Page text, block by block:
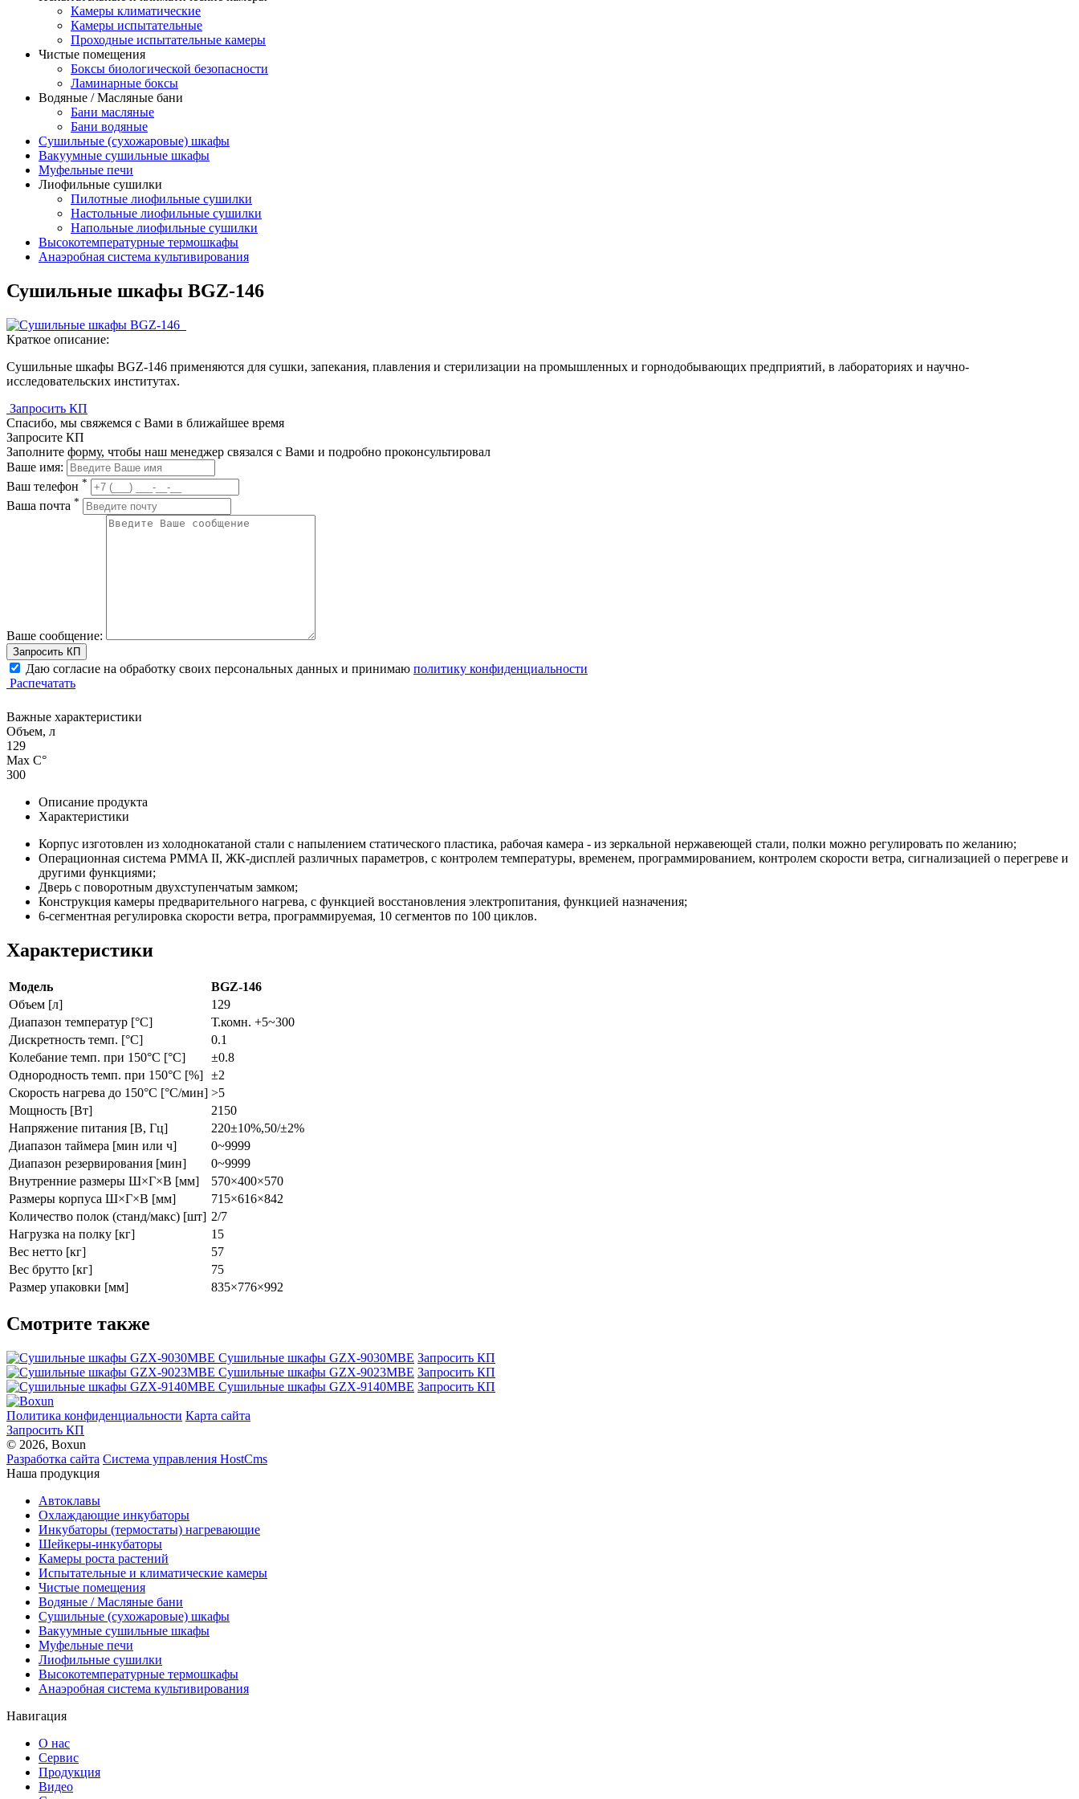
Камеры климатические
Камеры испытательные
Проходные испытательные камеры
Чистые помещения
Боксы биологической безопасности
Ламинарные боксы
Водяные / Масляные бани
Бани масляные
Бани водяные
Сушильные (сухожаровые) шкафы
Вакуумные сушильные шкафы
Муфельные печи
Лиофильные сушилки
Пилотные лиофильные сушилки
Настольные лиофильные сушилки
Напольные лиофильные сушилки
Высокотемпературные термошкафы
Анаэробная система культивирования
Сушильные шкафы BGZ-146
Краткое описание:
Сушильные шкафы BGZ-146 применяются для сушки, запекания, плавления и стерилизации на промышленных и горнодобывающих предприятий, в лабораториях и научно-
исследовательских институтах.
Запросить КП
Спасибо, мы свяжемся с Вами в ближайшее время
Запросите КП
Заполните форму, чтобы наш менеджер связался с Вами и подробно проконсультировал
Ваше имя:
Ваш телефон *
Ваша почта *
Ваше сообщение:
Запросить КП
Даю согласие на обработку своих персональных данных и принимаю политику конфиденциальности
Распечатать
Важные характеристики
Объем, л
129
Max С°
300
Описание продукта
Характеристики
Корпус изготовлен из холоднокатаной стали с напылением статического пластика, рабочая камера - из зеркальной нержавеющей стали, полки можно регулировать по желанию;
Операционная система PMMA II, ЖК-дисплей различных параметров, с контролем температуры, временем, программированием, контролем скорости ветра, сигнализацией о перегреве и
другими функциями;
Дверь с поворотным двухступенчатым замком;
Конструкция камеры предварительного нагрева, с функцией восстановления электропитания, функцией назначения;
6-сегментная регулировка скорости ветра, программируемая, 10 сегментов по 100 циклов.
Характеристики
Модель
BGZ-146
Объем [л]
129
Диапазон температур [°C]
Т.комн. +5~300
Дискретность темп. [°C]
0.1
Колебание темп. при 150°C [°C]
±0.8
Однородность темп. при 150°C [%] ±2
Скорость нагрева до 150°C [°C/мин] >5
Мощность [Вт]
2150
Напряжение питания [В, Гц]
220±10%,50/±2%
Диапазон таймера [мин или ч]
0~9999
Диапазон резервирования [мин]
0~9999
Внутренние размеры Ш×Г×В [мм]
570×400×570
Размеры корпуса Ш×Г×В [мм]
715×616×842
Количество полок (станд/макс) [шт] 2/7
Нагрузка на полку [кг]
15
Вес нетто [кг]
57
Вес брутто [кг]
75
Размер упаковки [мм]
835×776×992
Смотрите также
Сушильные шкафы GZX-9030MBE Запросить КП
Сушильные шкафы GZX-9023MBE Запросить КП
Сушильные шкафы GZX-9140MBE Запросить КП
Политика конфиденциальности Карта сайта
Запросить КП
© 2026, Boxun
Разработка сайта Система управления HostCms
Наша продукция
Автоклавы
Охлаждающие инкубаторы
Инкубаторы (термостаты) нагревающие
Шейкеры-инкубаторы
Камеры роста растений
Испытательные и климатические камеры
Чистые помещения
Водяные / Масляные бани
Сушильные (сухожаровые) шкафы
Вакуумные сушильные шкафы
Муфельные печи
Лиофильные сушилки
Высокотемпературные термошкафы
Анаэробная система культивирования
Навигация
О нас
Сервис
Продукция
Видео